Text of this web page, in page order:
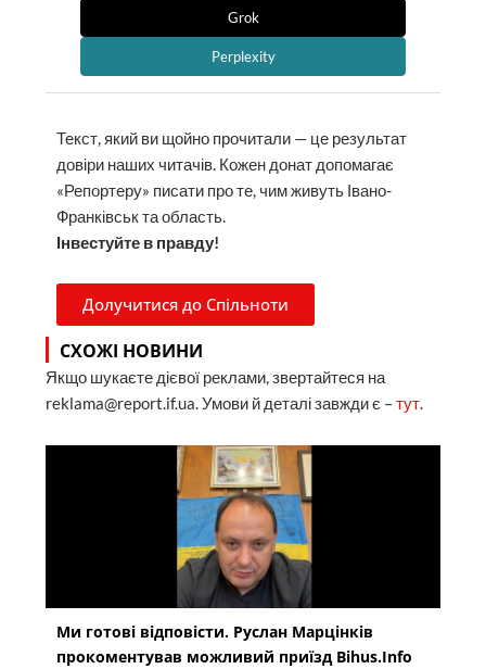
Grok
Perplexity
Текст, який ви щойно прочитали — це результат
довіри наших читачів. Кожен донат допомагає
«Репортеру» писати про те, чим живуть Івано-
Франківськ та область.
Інвестуйте в правду!
Долучитися до Спільноти
СХОЖІ НОВИНИ
Якщо шукаєте дієвої реклами, звертайтеся на
reklama@report.if.ua. Умови й деталі завжди є –тут.
Ми готові відповісти. Руслан Марцінків
прокоментував можливий приїзд Bihus.Info